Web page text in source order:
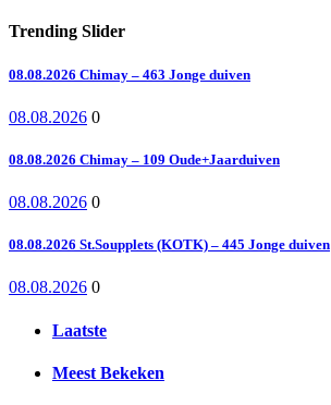
Trending Slider
08.08.2026 Chimay – 463 Jonge duiven
08.08.2026 0
08.08.2026 Chimay – 109 Oude+Jaarduiven
08.08.2026 0
08.08.2026 St.Soupplets (KOTK) – 445 Jonge duiven
08.08.2026 0
Laatste
Meest Bekeken